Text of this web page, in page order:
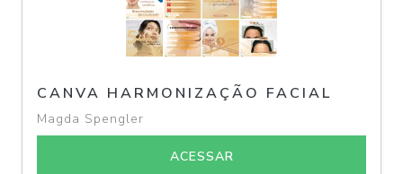
CANVA HARMONIZAÇÃO FACIAL
Magda Spengler
ACESSAR